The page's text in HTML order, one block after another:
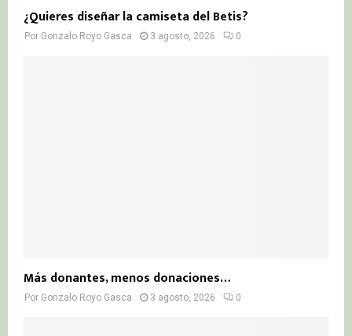
¿Quieres diseñar la camiseta del Betis?
Por Gonzalo Royo Gasca 3 agosto, 2026 0
Más donantes, menos donaciones…
Por Gonzalo Royo Gasca 3 agosto, 2026 0